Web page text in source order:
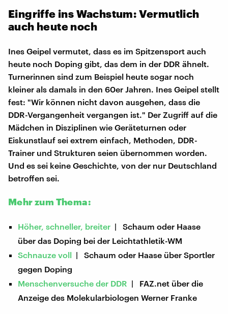
Eingriffe ins Wachstum: Vermutlich
auch heute noch
Ines Geipel vermutet, dass es im Spitzensport auch
heute noch Doping gibt, das dem in der DDR ähnelt.
Turnerinnen sind zum Beispiel heute sogar noch
kleiner als damals in den 60er Jahren. Ines Geipel stellt
fest: "Wir können nicht davon ausgehen, dass die
DDR-Vergangenheit vergangen ist." Der Zugriff auf die
Mädchen in Disziplinen wie Geräteturnen oder
Eiskunstlauf sei extrem einfach, Methoden, DDR-
Trainer und Strukturen seien übernommen worden.
Und es sei keine Geschichte, von der nur Deutschland
betroffen sei.
Mehr zum Thema:
Höher, schneller, breiter | Schaum oder Haase
über das Doping bei der Leichtathletik-WM
Schnauze voll | Schaum oder Haase über Sportler
gegen Doping
Menschenversuche der DDR | FAZ.net über die
Anzeige des Molekularbiologen Werner Franke